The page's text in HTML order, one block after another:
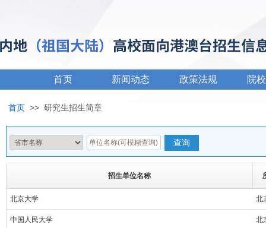
首页 新闻动态 政策法规 院
首页 >> 研究生招生简章
招生单位名称
北京大学 北
中国人民大学 北